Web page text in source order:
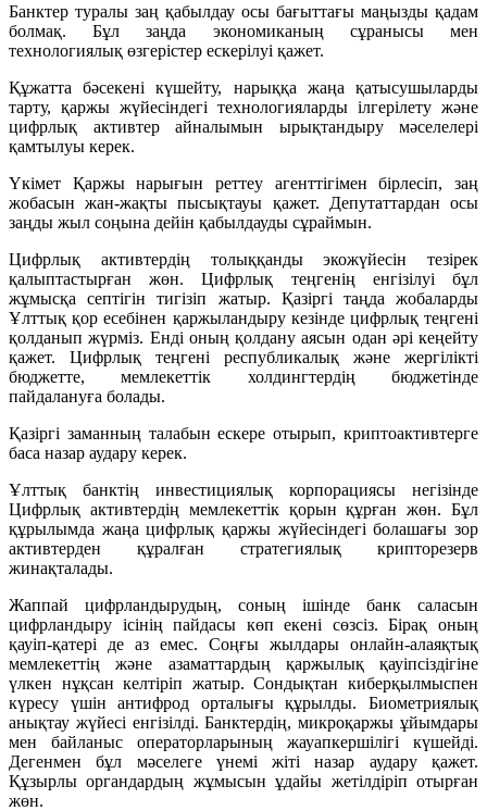
Банктер туралы заң қабылдау осы бағыттағы маңызды қадам
болмақ. Бұл заңда экономиканың сұранысы мен
технологиялық өзгерістер ескерілуі қажет.
Құжатта бәсекені күшейту, нарыққа жаңа қатысушыларды
тарту, қаржы жүйесіндегі технологияларды ілгерілету және
цифрлық активтер айналымын ырықтандыру мәселелері
қамтылуы керек.
Үкімет Қаржы нарығын реттеу агенттігімен бірлесіп, заң
жобасын жан-жақты пысықтауы қажет. Депутаттардан осы
заңды жыл соңына дейін қабылдауды сұраймын.
Цифрлық активтердің толыққанды экожүйесін тезірек
қалыптастырған жөн. Цифрлық теңгенің енгізілуі бұл
жұмысқа септігін тигізіп жатыр. Қазіргі таңда жобаларды
Ұлттық қор есебінен қаржыландыру кезінде цифрлық теңгені
қолданып жүрміз. Енді оның қолдану аясын одан әрі кеңейту
қажет. Цифрлық теңгені республикалық және жергілікті
бюджетте, мемлекеттік холдингтердің бюджетінде
пайдалануға болады.
Қазіргі заманның талабын ескере отырып, криптоактивтерге
баса назар аудару керек.
Ұлттық банктің инвестициялық корпорациясы негізінде
Цифрлық активтердің мемлекеттік қорын құрған жөн. Бұл
құрылымда жаңа цифрлық қаржы жүйесіндегі болашағы зор
активтерден құралған стратегиялық крипторезерв
жинақталады.
Жаппай цифрландырудың, соның ішінде банк саласын
цифрландыру ісінің пайдасы көп екені сөзсіз. Бірақ оның
қауіп-қатері де аз емес. Соңғы жылдары онлайн-алаяқтық
мемлекеттің және азаматтардың қаржылық қауіпсіздігіне
үлкен нұқсан келтіріп жатыр. Сондықтан киберқылмыспен
күресу үшін антифрод орталығы құрылды. Биометриялық
анықтау жүйесі енгізілді. Банктердің, микроқаржы ұйымдары
мен байланыс операторларының жауапкершілігі күшейді.
Дегенмен бұл мәселеге үнемі жіті назар аудару қажет.
Құзырлы органдардың жұмысын ұдайы жетілдіріп отырған
жөн.